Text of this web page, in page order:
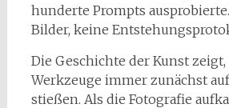
hunderte Prompts
Bilder, keine
Die Geschichte der Kunst zeigt,
Werkzeuge immer zunächst
stießen. Als die Fotografie